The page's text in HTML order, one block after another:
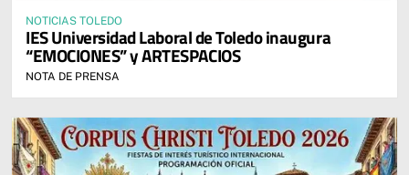
NOTICIAS TOLEDO
IES Universidad Laboral de Toledo inaugura
“EMOCIONES” y ARTESPACIOS
NOTA DE PRENSA